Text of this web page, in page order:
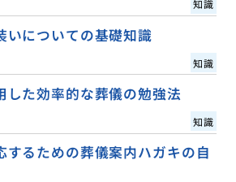
知識
いについての基礎知識
知識
した効率的な葬儀の勉強法
知識
するための葬儀案内ハガキの自